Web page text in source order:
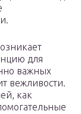
для
важных
вежливости.
как